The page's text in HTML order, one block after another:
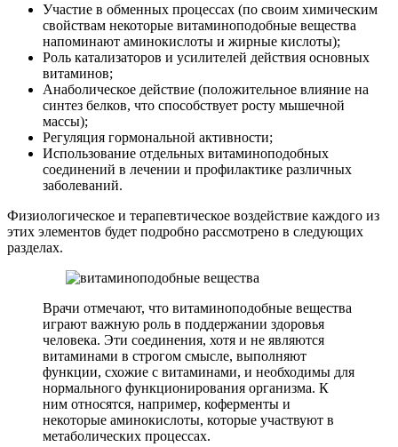
Участие в обменных процессах (по своим химическим
свойствам некоторые витаминоподобные вещества
напоминают аминокислоты и жирные кислоты);
Роль катализаторов и усилителей действия основных
витаминов;
Анаболическое действие (положительное влияние на
синтез белков, что способствует росту мышечной
массы);
Регуляция гормональной активности;
Использование отдельных витаминоподобных
соединений в лечении и профилактике различных
заболеваний.
Физиологическое и терапевтическое воздействие каждого из
этих элементов будет подробно рассмотрено в следующих
разделах.
Врачи отмечают, что витаминоподобные вещества
играют важную роль в поддержании здоровья
человека. Эти соединения, хотя и не являются
витаминами в строгом смысле, выполняют
функции, схожие с витаминами, и необходимы для
нормального функционирования организма. К
ним относятся, например, коферменты и
некоторые аминокислоты, которые участвуют в
метаболических процессах.